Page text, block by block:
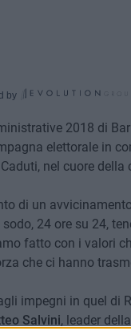
by
2018 di
elettorale in
nel cuore della
di un
24 ore su 24,
fatto con i valori
che ci hanno
impegni in quel di
Salvini, leader